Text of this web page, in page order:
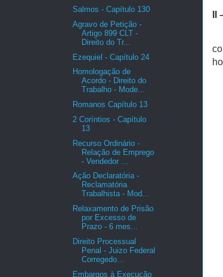
Salmos - Capítulo 130
Agravo de Petição -
Artigo 899 CLT -
Direito do Tr...
Ezequiel - Capítulo 24
Homologação de
Acordo - Direito do
Trabalho - Mode...
Romanos Capítulo 13
2 Coríntios - Capítulo
13
Recurso Ordinário -
Relação de Emprego
- Vendedor ...
Ação Declaratória -
Reclamatória
Trabalhista - Mod...
Relaxamento de Prisão
por Excesso de
Prazo - 6 mes...
Direito Processual
Penal - Juizo Federal
Corregedo...
Embargos à Execução